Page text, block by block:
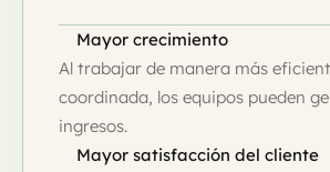
Mayor crecimiento
Al trabajar de manera más
coordinada, los equipos pueden
ingresos.
Mayor satisfacción del cliente